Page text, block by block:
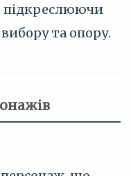
підкреслюючи
та опору.